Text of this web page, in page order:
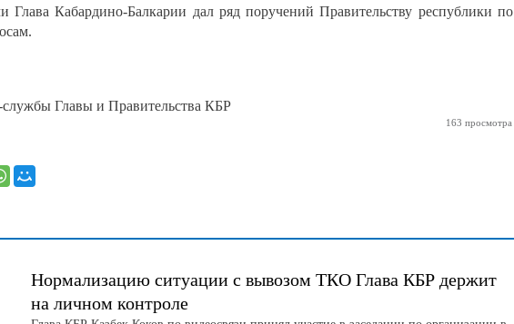
Глава Кабардино-Балкарии дал ряд поручений Правительству республики по
Главы и Правительства КБР
163 просмотра
Нормализацию ситуации с вывозом ТКО Глава КБР держит
на личном контроле